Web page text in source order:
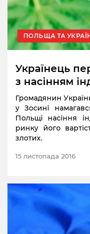
ПОЛЬЩА ТА
Українець
з насінням
Громадянин
у Зосині
Польщі насіння
ринку його
злотих.
15 листопада 2016